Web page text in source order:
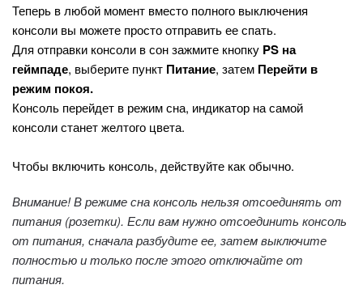
Теперь в любой момент вместо полного выключения
консоли вы можете просто отправить ее спать.
Для отправки консоли в сон зажмите кнопку PS на
геймпаде, выберите пункт Питание, затем Перейти в
режим покоя.
Консоль перейдет в режим сна, индикатор на самой
консоли станет желтого цвета.
Чтобы включить консоль, действуйте как обычно.
Внимание! В режиме сна консоль нельзя отсоединять от
питания (розетки). Если вам нужно отсоединить консоль
от питания, сначала разбудите ее, затем выключите
полностью и только после этого отключайте от
питания.